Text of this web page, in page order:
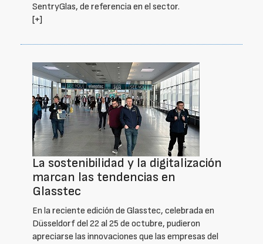
SentryGlas, de referencia en el sector.
[+]
La sostenibilidad y la digitalización
marcan las tendencias en
Glasstec
En la reciente edición de Glasstec, celebrada en
Düsseldorf del 22 al 25 de octubre, pudieron
apreciarse las innovaciones que las empresas del